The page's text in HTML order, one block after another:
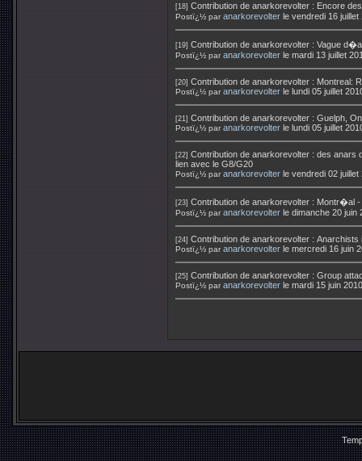
[18] Contribution de anarkorevolter : Encore
Postï¿½ par anarkorevolter le vendredi 16 juillet
[19] Contribution de anarkorevolter : Vague
Postï¿½ par anarkorevolter le mardi 13 juillet
[20] Contribution de anarkorevolter : Montreal:
Postï¿½ par anarkorevolter le lundi 05 juillet
[21] Contribution de anarkorevolter : Guelph,
Postï¿½ par anarkorevolter le lundi 05 juillet
[22] Contribution de anarkorevolter : des anars
lien avec le G8/G20
Postï¿½ par anarkorevolter le vendredi 02
[23] Contribution de anarkorevolter : Montr�al -
Postï¿½ par anarkorevolter le dimanche 20 juin
[24] Contribution de anarkorevolter : Anarchists
Postï¿½ par anarkorevolter le mercredi 16 juin
[25] Contribution de anarkorevolter : Group
Postï¿½ par anarkorevolter le mardi 15 juin